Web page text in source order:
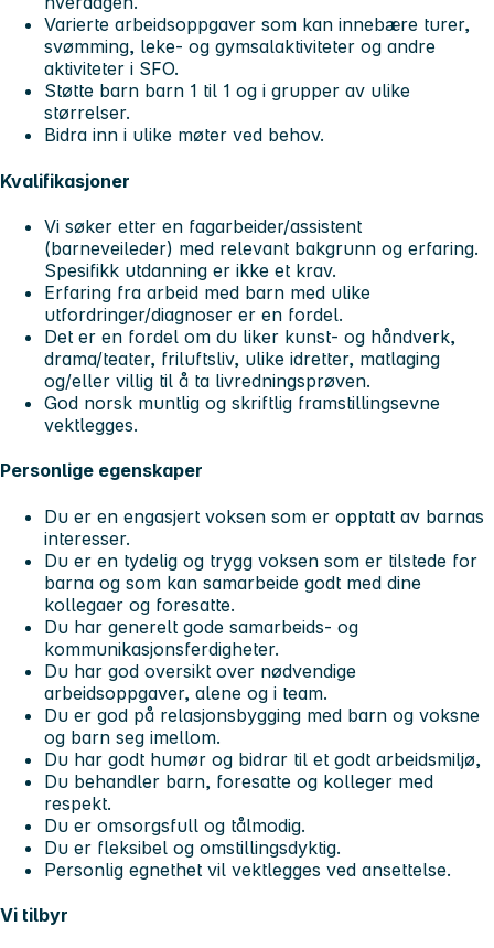
Varierte arbeidsoppgaver som kan innebære turer,
svømming, leke- og gymsalaktiviteter og andre
aktiviteter i SFO.
Støtte barn barn 1 til 1 og i grupper av ulike
størrelser.
Bidra inn i ulike møter ved behov.
Kvalifikasjoner
Vi søker etter en fagarbeider/assistent
(barneveileder) med relevant bakgrunn og erfaring.
Spesifikk utdanning er ikke et krav.
Erfaring fra arbeid med barn med ulike
utfordringer/diagnoser er en fordel.
Det er en fordel om du liker kunst- og håndverk,
drama/teater, friluftsliv, ulike idretter, matlaging
og/eller villig til å ta livredningsprøven.
God norsk muntlig og skriftlig framstillingsevne
vektlegges.
Personlige egenskaper
Du er en engasjert voksen som er opptatt av barnas
interesser.
Du er en tydelig og trygg voksen som er tilstede for
barna og som kan samarbeide godt med dine
kollegaer og foresatte.
Du har generelt gode samarbeids- og
kommunikasjonsferdigheter.
Du har god oversikt over nødvendige
arbeidsoppgaver, alene og i team.
Du er god på relasjonsbygging med barn og voksne
og barn seg imellom.
Du har godt humør og bidrar til et godt arbeidsmiljø,
Du behandler barn, foresatte og kolleger med
respekt.
Du er omsorgsfull og tålmodig.
Du er fleksibel og omstillingsdyktig.
Personlig egnethet vil vektlegges ved ansettelse.
Vi tilbyr